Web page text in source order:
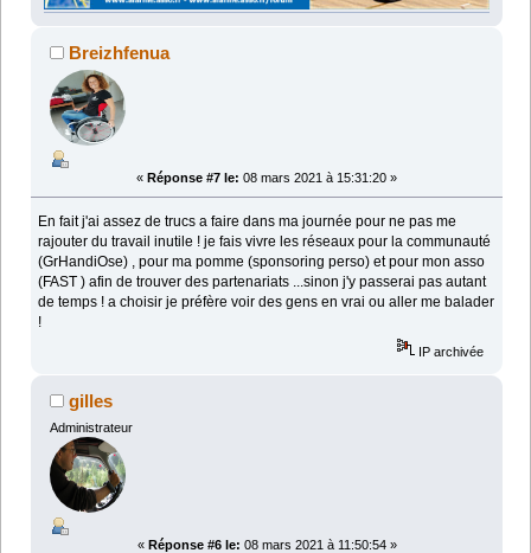
Breizhfenua
« Réponse #7 le: 08 mars 2021 à 15:31:20 »
En fait j'ai assez de trucs a faire dans ma journée pour ne pas me
rajouter du travail inutile ! je fais vivre les réseaux pour la communauté
(GrHandiOse) , pour ma pomme (sponsoring perso) et pour mon asso
(FAST ) afin de trouver des partenariats ...sinon j'y passerai pas autant
de temps ! a choisir je préfère voir des gens en vrai ou aller me balader
!
IP archivée
gilles
Administrateur
« Réponse #6 le: 08 mars 2021 à 11:50:54 »